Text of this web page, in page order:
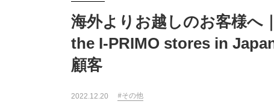
エタニティリング一覧
アニバーサリージュエリー一覧
パーフェクトプロポーズリング
デ
品質
一生
海外よりお越しのお客様
the I-PRIMO stores in
顧客
2022.12.20 その他